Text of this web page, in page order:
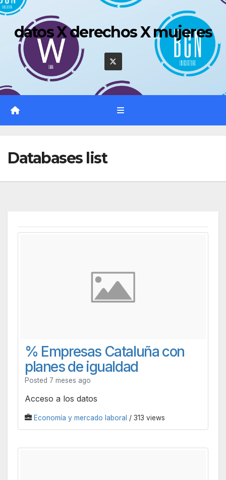
Saltar
contenido
datos X derechos X mujeres
Databases list
% Empresas Cataluña con
planes de igualdad
Posted 7 meses ago
Acceso a los datos
Economía y mercado laboral / 313 views